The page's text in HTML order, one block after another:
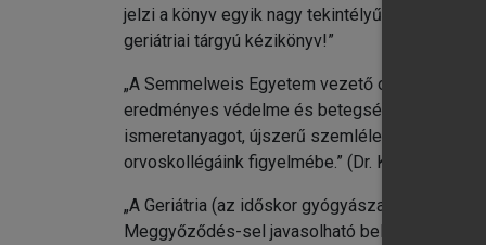
jelzi a könyv egyik nagy tekintélyű lektorának,
geriátriai tárgyú kézikönyv!”
„A Semmelweis Egyetem vezető oktatóinak
eredményes védelme és betegségeik
ismeretanyagot, újszerű szemléletet adó
orvoskollégáink figyelmébe.” (Dr. Kopper László)
„A Geriátria (az időskor gyógyászata) könyv
Meggyőződés-sel javasolható